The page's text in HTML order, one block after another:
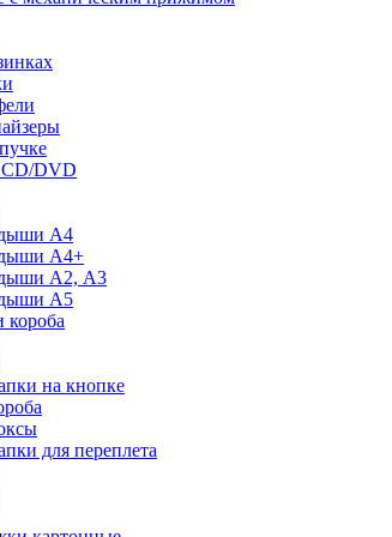
CD/DVD
А4
А4+
А2, А3
А5
на кнопке
для переплета